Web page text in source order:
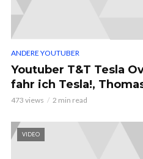
ANDERE YOUTUBER
Youtuber T&T Tesla
fahr ich Tesla!,
473 views 2 min read
VIDEO